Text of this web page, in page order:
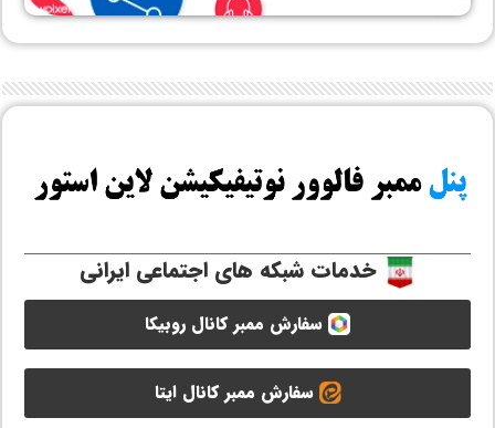
خدمات شبکه های اجتماعی ایرانی
سفارش ممبر کانال روبیکا
سفارش ممبر کانال ایتا